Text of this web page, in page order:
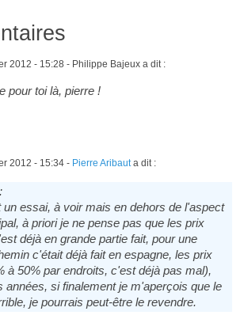
2012 - 15:28 - Philippe Bajeux a dit :
pour toi là, pierre !
2012 - 15:34- Pierre Aribauta dit :
essai, à voir mais en dehors de l'aspect
à priori je ne pense pas que les prix
déjà en grande partie fait, pour une
c'était déjà fait en espagne, les prix
à 50% par endroits, c'est déjà pas mal),
années, si finalement je m'aperçois que le
je pourrais peut-être le revendre.